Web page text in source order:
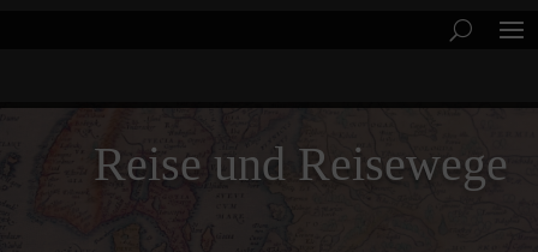
Reise und Reisewege